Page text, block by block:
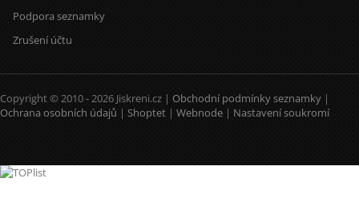
Podpora seznamky
Zrušení účtu
Copyright © 2010 - 2026 Jiskreni.cz | Obchodní podmínky seznamky |
Ochrana osobních údajů | Shoptet | Webnode | Nastavení soukromí